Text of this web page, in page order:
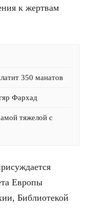
к жертвам
350 манатов
Фархад
тяжелой с
Европы
Библиотекой